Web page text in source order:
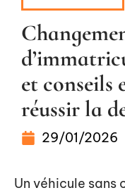
et conseils
réussir la
29/01/2026
Un véhicule sans